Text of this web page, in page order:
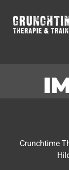
Crunchtime